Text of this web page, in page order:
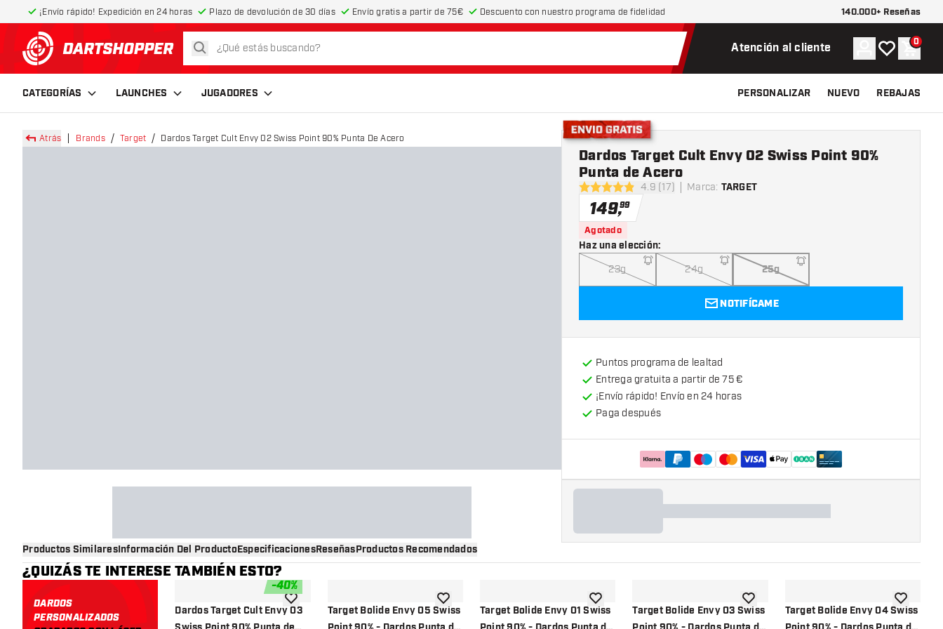
¡Envío rápido! Expedición en 24 horas Plazo de devolución de 30 días Envío gratis a partir de 75€ Descuento con nuestro programa de fidelidad 140.000+ Reseñas
volver a la página de inicio
buscar Atención al cliente Cuenta
Mi lista de
0
CATEGORÍAS LAUNCHES JUGADORES PERSONALIZAR NUEVO REBAJAS
Atrás Brands Target Dardos Target Cult Envy 02 Swiss Point 90% Punta De Acero
Envío gratis
4.9 estrellas de puntuación
4.9 (17) Marca: TARGET
Dardos Target Cult Envy 02 Swiss Point 90%
Punta de Acero
149,99
Agotado
Haz una elección:
23g 24g 25g
NOTIFÍCAME
Puntos programa de lealtad
Entrega gratuita a partir de 75 €
¡Envío rápido! Envío en 24 horas
Paga después
Productos SimilaresInformación Del ProductoEspecificacionesReseñasProductos Recomendados
¿QUIZÁS TE INTERESE TAMBIÉN ESTO?
DARDOS
PERSONALIZADOS
-40%
Dardos Target Cult Envy 03añadir a la lista de deseos
Target Bolide Envy 05 Swissañadir a la lista de deseos
Target Bolide Envy 01 Swissañadir a la lista de deseos
Target Bolide Envy 03 Swissañadir a la lista de deseos
Target Bolide Envy 04 Swiss
añadir a la